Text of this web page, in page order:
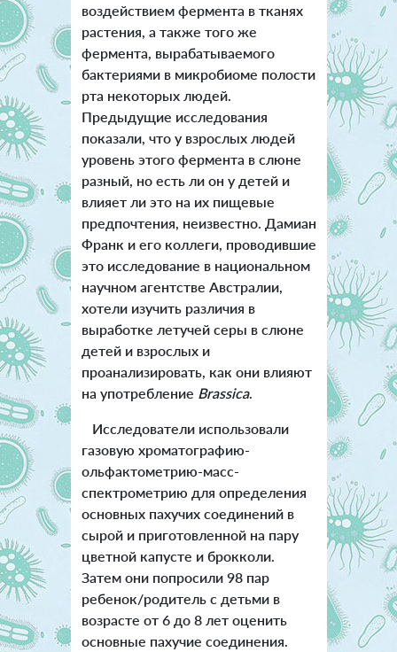
воздействием фермента в тканях
растения, а также того же
фермента, вырабатываемого
бактериями в микробиоме полости
рта некоторых людей.
Предыдущие исследования
показали, что у взрослых людей
уровень этого фермента в слюне
разный, но есть ли он у детей и
влияет ли это на их пищевые
предпочтения, неизвестно. Дамиан
Франк и его коллеги, проводившие
это исследование в национальном
научном агентстве Австралии,
хотели изучить различия в
выработке летучей серы в слюне
детей и взрослых и
проанализировать, как они влияют
на употребление Brassica.
Исследователи использовали
газовую хроматографию-
ольфактометрию-масс-
спектрометрию для определения
основных пахучих соединений в
сырой и приготовленной на пару
цветной капусте и брокколи.
Затем они попросили 98 пар
ребенок/родитель с детьми в
возрасте от 6 до 8 лет оценить
основные пахучие соединения.